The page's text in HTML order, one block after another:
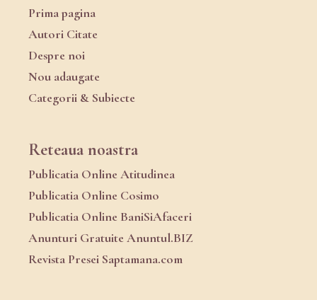
Prima pagina
Autori Citate
Despre noi
Nou adaugate
Categorii & Subiecte
Reteaua noastra
Publicatia Online Atitudinea
Publicatia Online Cosimo
Publicatia Online BaniSiAfaceri
Anunturi Gratuite Anuntul.BIZ
Revista Presei Saptamana.com